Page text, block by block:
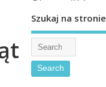
Szukaj na stronie